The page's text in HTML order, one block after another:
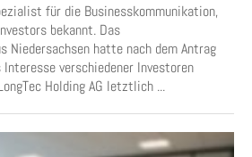
für die Businesskommunikation,
bekannt. Das
Niedersachsen hatte nach dem Antrag
verschiedener Investoren
Holding AG letztlich ...